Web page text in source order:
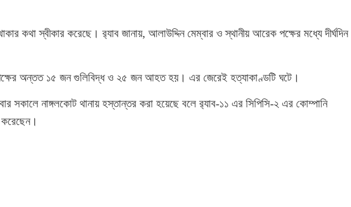
কথা স্বীকার করেছে। র‌্যাব জানায়, আলাউদ্দিন মেম্বার ও স্থানীয় আরেক পক্ষের মধ্যে দীর্ঘদিন
অন্তত ১৫ জন গুলিবিদ্ধ ও ২৫ জন আহত হয়। এর জেরেই হত্যাকাণ্ডটি ঘটে।
সকালে নাঙ্গলকোট থানায় হস্তান্তর করা হয়েছে বলে র‌্যাব-১১ এর সিপিসি-২ এর কোম্পানি
করেছেন।